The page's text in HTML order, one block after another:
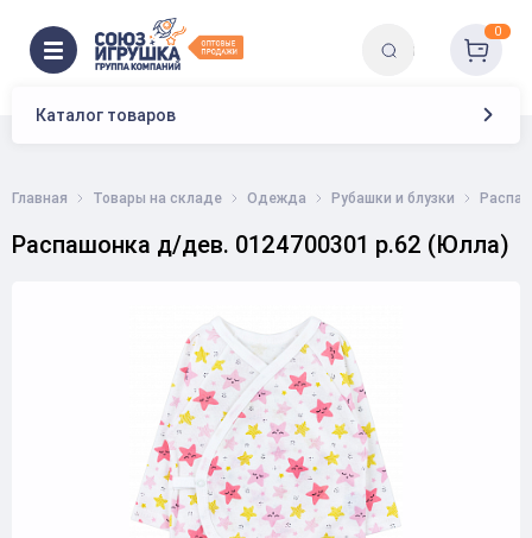
Каталог товаров
0
Главная Товары на складе Одежда Рубашки и блузки
Распашонка д/дев. 0124700301 р.62 (Юлла)